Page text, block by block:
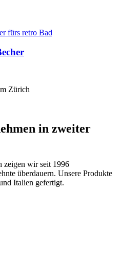
in zweiter
zeigen wir seit 1996
überdauern. Unsere Produkte
Italien gefertigt.